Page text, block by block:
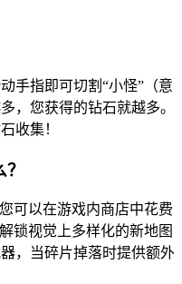
手指即可切割“小怪”（意
，您获得的钻石就越多。
收集！
可以在游戏内商店中花费
锁视觉上多样化的新地图
，当碎片掉落时提供额外